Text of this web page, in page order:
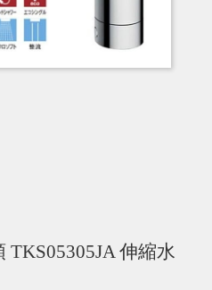
TKS05305JA 伸縮水